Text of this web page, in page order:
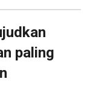
paling